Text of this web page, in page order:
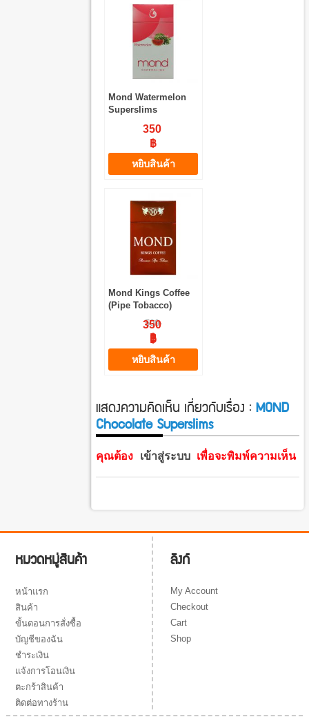
Mond Watermelon
Superslims
350
฿
หยิบสินค้า
Mond Kings Coffee
(Pipe Tobacco)
500
฿
350
฿
หยิบสินค้า
แสดงความคิดเห็น เกี่ยวกับเรื่อง :MOND
Chocolate Superslims
คุณต้อง เข้าสู่ระบบ เพื่อจะพิมพ์ความเห็น
หมวดหมู่สินค้า
หน้าแรก
สินค้า
ขั้นตอนการสั่งซื้อ
บัญชีของฉัน
ชำระเงิน
แจ้งการโอนเงิน
ตะกร้าสินค้า
ติดต่อทางร้าน
ลิงก์
My Account
Checkout
Cart
Shop